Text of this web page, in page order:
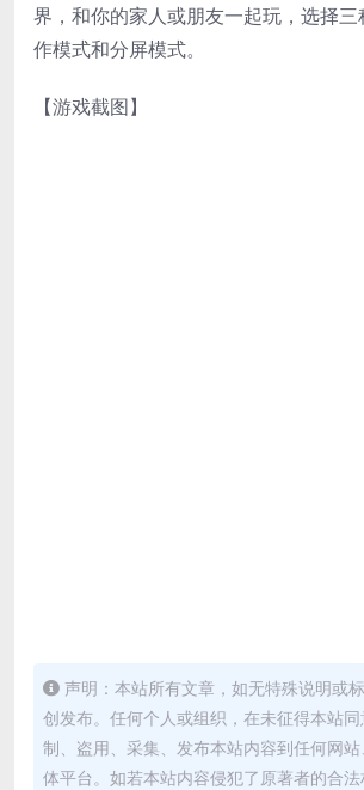
界，和你的家人或朋友一起玩，选择
作模式和分屏模式。
【游戏截图】
声明：本站所有文章，如无特殊说明或
创发布。任何个人或组织，在未征得本站
制、盗用、采集、发布本站内容到任何网
体平台。如若本站内容侵犯了原著者的合